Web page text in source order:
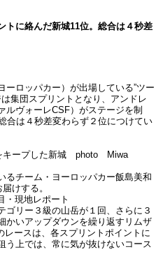
に絡んだ新城11位。総合は４秒差
ロッパカー）が出場している”ツー
集団スプリントとなり、アンドレ
ルヴォーレCSF）がステージを制
合は４秒差変わらず２位につけてい
キープした新城 photo Miwa
るチーム・ヨーロッパカー飯島美和
けする。
・現地レポート
ゴリー３級の山岳が１回、さらに３
かいアップダウンを繰り返すリムザ
ースは、各スプリントポイントに
う上では、常に気が抜けないコース